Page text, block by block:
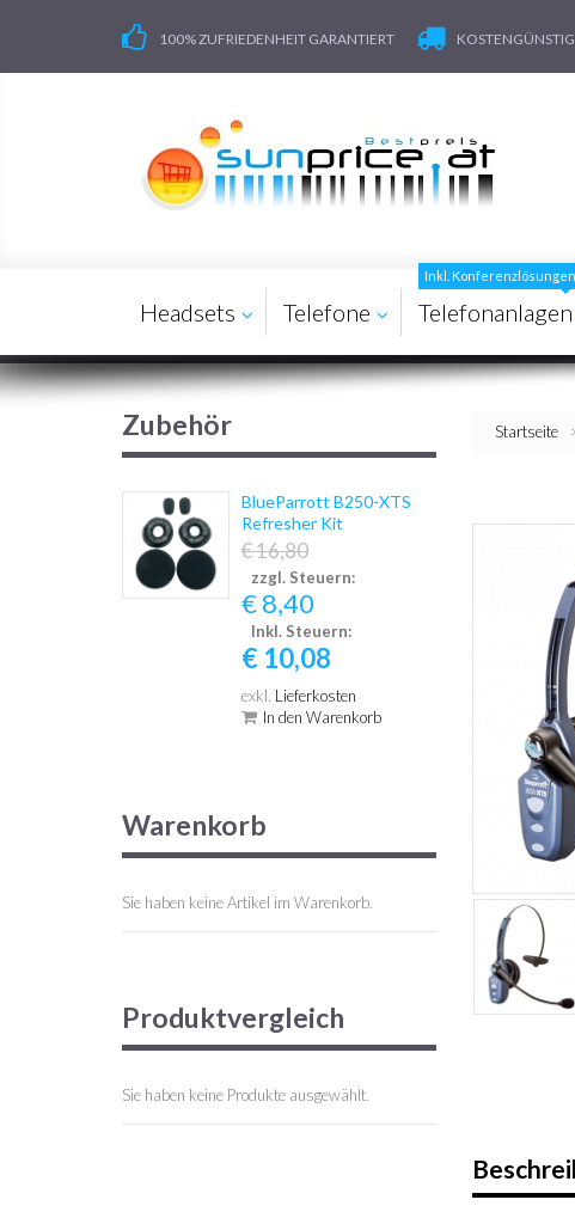
100% ZUFRIEDENHEIT GARANTIERT
Headsets Telefone Telefonanlagen
Inkl. Konferenzlösungen
Startseite
Zubehör
BlueParrott B250-XTS
Refresher Kit
€ 16,80
zzgl. Steuern:
€ 8,40
Inkl. Steuern:
€ 10,08
exkl. Lieferkosten
In den Warenkorb
Warenkorb
Sie haben keine Artikel im Warenkorb.
Produktvergleich
Sie haben keine Produkte ausgewählt.